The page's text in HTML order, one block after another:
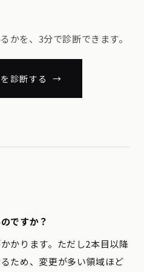
かを、3分で診断できます。
を診断する →
ですか？
かります。ただし2本目以降
ため、変更が多い領域ほど